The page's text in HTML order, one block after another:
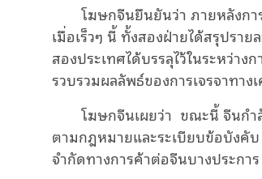
โฆษกจีนยืนยันว่า ภายหลังกา
เมื่อเร็วๆ นี้ ทั้งสองฝ่ายได้สรุปร
สองประเทศได้บรรลุไว้ในระหว่า
รวบรวมผลลัพธ์ของการเจรจาทาง
โฆษกจีนเผยว่า ขณะนี้ จีนก
ตามกฎหมายและระเบียบข้อบังคั
จำกัดทางการค้าต่อจีนบางประกา